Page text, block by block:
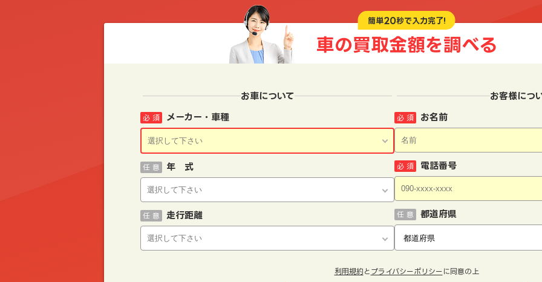
簡単20秒で入力完了!
車の買取金額を調べる
お車について
メーカー・車種
必 須
年 式
任 意
走行距離
任 意
お客様につ
お名前
必 須
電話番号
必 須
都道府県
任 意
利用規約 と プライバシーポリシー に同意の上